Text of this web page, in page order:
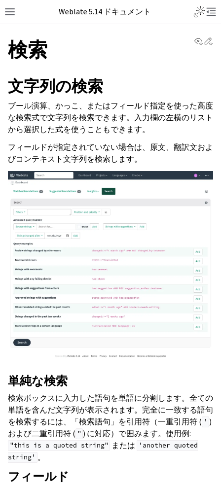
Weblate 5.14 ドキュメント
検索
文字列の検索
ブール演算、かっこ、またはフィールド指定を使った高度
な検索式で文字列を検索できます。入力欄の左横のリスト
から選択した式を使うこともできます。
フィールドが指定されていない場合は、原文、翻訳文およ
びコンテキスト文字列を検索します。
単純な検索
検索ボックスに入力した語句を単語に分割します。全ての
単語を含んだ文字列が表示されます。完全に一致する語句
を検索するには、「検索語句」を引用符（一重引用符 ( ' )
および二重引用符 ( " ) に対応）で囲みます。使用例:
"this is a quoted string" または 'another quoted
string' 。
フィールド